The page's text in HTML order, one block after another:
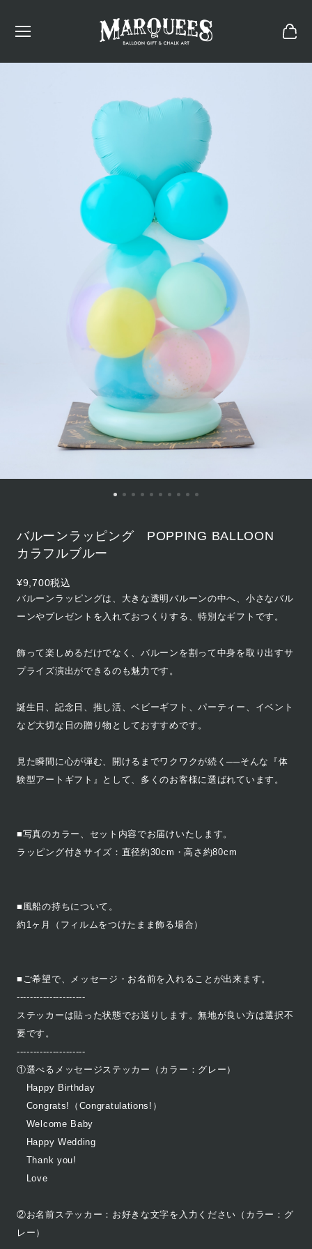
バルーンラッピング POPPING BALLOON
カラフルブルー
¥9,700税込
バルーンラッピングは、大きな透明バルーンの中へ、小さなバル
ーンやプレゼントを入れておつくりする、特別なギフトです。
飾って楽しめるだけでなく、バルーンを割って中身を取り出すサ
プライズ演出ができるのも魅力です。
誕生日、記念日、推し活、ベビーギフト、パーティー、イベント
など大切な日の贈り物としておすすめです。
見た瞬間に心が弾む、開けるまでワクワクが続く──そんな『体
験型アートギフト』として、多くのお客様に選ばれています。
■写真のカラー、セット内容でお届けいたします。
ラッピング付きサイズ：直径約30cm・高さ約80cm
■風船の持ちについて。
約1ヶ月（フィルムをつけたまま飾る場合）
■ご希望で、メッセージ・お名前を入れることが出来ます。
---------------------
ステッカーは貼った状態でお送りします。無地が良い方は選択不
要です。
---------------------
①選べるメッセージステッカー（カラー：グレー）
Happy Birthday
Congrats!（Congratulations!）
Welcome Baby
Happy Wedding
Thank you!
Love
②お名前ステッカー：お好きな文字を入力ください（カラー：グ
レー）